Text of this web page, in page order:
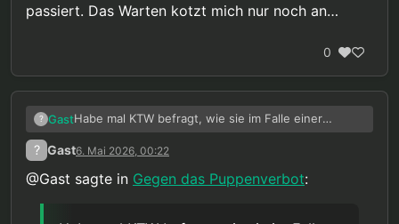
passiert. Das Warten kotzt mich nur noch an…
0
? GastHabe mal KTW befragt, wie sie im Falle einer
Legalisierung mit Puppen umgehen würden. Hab
das als Antwort bekommen:
Sehr geehrte/r X,
? Gast6. Mai 2026, 00:22
@Gast sagte in Gegen das Puppenverbot: